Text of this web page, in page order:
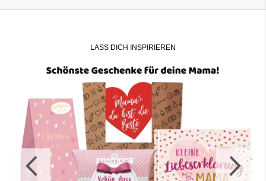
LASS DICH INSPIRIEREN